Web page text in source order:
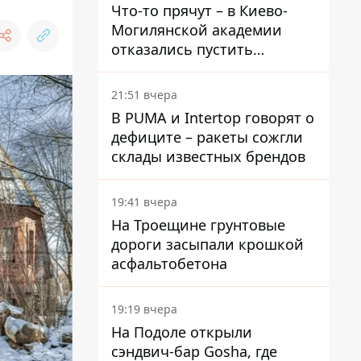
Что-то прячут – в Киево-
Могилянской академии
отказались пустить
комиссию по охране
памятников на территорию
21:51 вчера
В PUMA и Intertop говорят о
дефиците – ракеты сожгли
склады известных брендов
19:41 вчера
На Троещине грунтовые
дороги засыпали крошкой
асфальтобетона
19:19 вчера
На Подоле открыли
сэндвич-бар Gosha, где